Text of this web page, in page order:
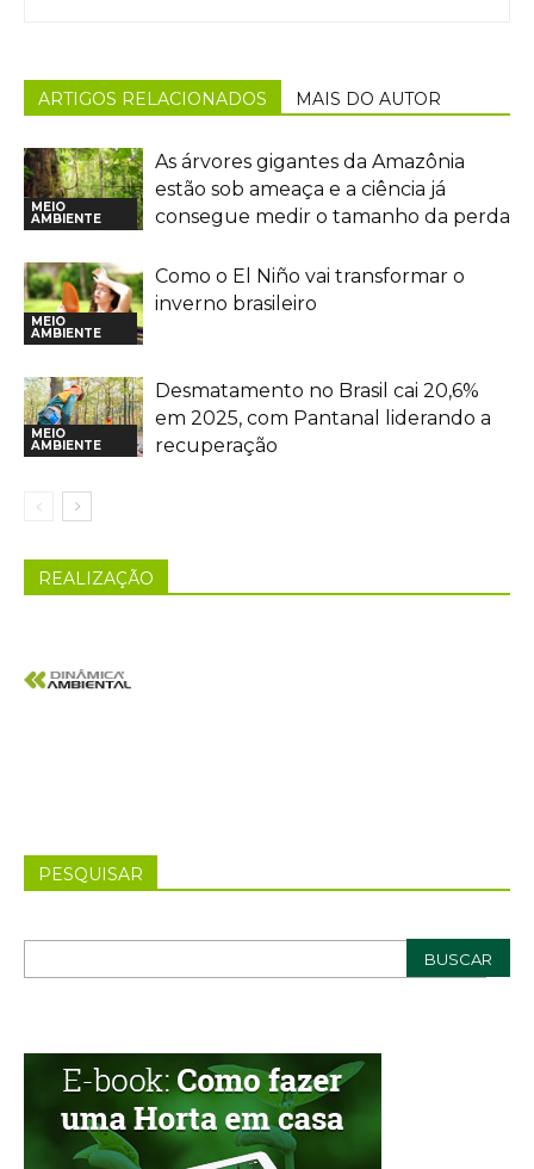
ARTIGOS RELACIONADOS MAIS DO AUTOR
MEIO
AMBIENTE
As árvores gigantes da Amazônia
estão sob ameaça e a ciência já
consegue medir o tamanho da perda
MEIO
AMBIENTE
Como o El Niño vai transformar o
inverno brasileiro
MEIO
AMBIENTE
Desmatamento no Brasil cai 20,6%
em 2025, com Pantanal liderando a
recuperação
REALIZAÇÃO
PESQUISAR